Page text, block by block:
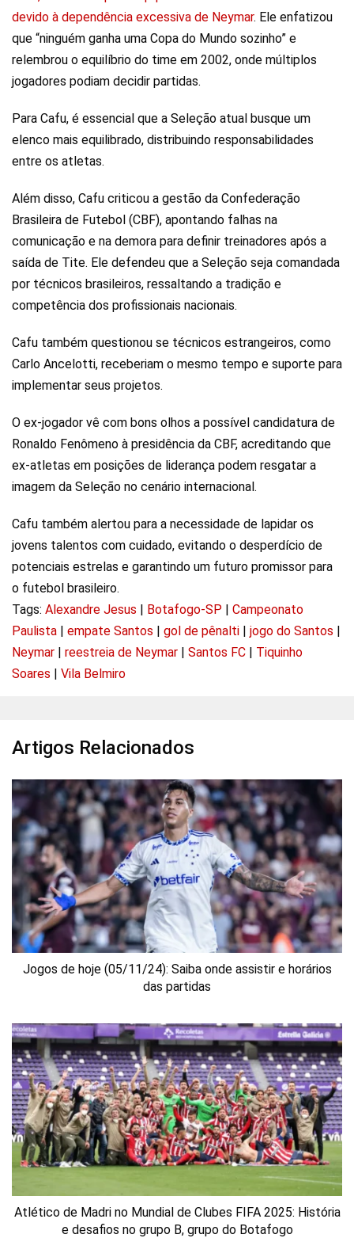
devido à dependência excessiva de Neymar. Ele enfatizou
que “ninguém ganha uma Copa do Mundo sozinho” e
relembrou o equilíbrio do time em 2002, onde múltiplos
jogadores podiam decidir partidas.
Para Cafu, é essencial que a Seleção atual busque um
elenco mais equilibrado, distribuindo responsabilidades
entre os atletas.
Além disso, Cafu criticou a gestão da Confederação
Brasileira de Futebol (CBF), apontando falhas na
comunicação e na demora para definir treinadores após a
saída de Tite. Ele defendeu que a Seleção seja comandada
por técnicos brasileiros, ressaltando a tradição e
competência dos profissionais nacionais.
Cafu também questionou se técnicos estrangeiros, como
Carlo Ancelotti, receberiam o mesmo tempo e suporte para
implementar seus projetos.
O ex-jogador vê com bons olhos a possível candidatura de
Ronaldo Fenômeno à presidência da CBF, acreditando que
ex-atletas em posições de liderança podem resgatar a
imagem da Seleção no cenário internacional.
Cafu também alertou para a necessidade de lapidar os
jovens talentos com cuidado, evitando o desperdício de
potenciais estrelas e garantindo um futuro promissor para
o futebol brasileiro.
Tags: Alexandre Jesus Botafogo-SP
Campeonato
Paulista
empate Santos gol de pênalti jogo do Santos
Neymar
reestreia de Neymar Santos FC
Tiquinho
Soares
Vila Belmiro
Artigos Relacionados
Jogos de hoje (05/11/24): Saiba onde assistir e horários
das partidas
Atlético de Madri no Mundial de Clubes FIFA 2025: História
e desafios no grupo B, grupo do Botafogo